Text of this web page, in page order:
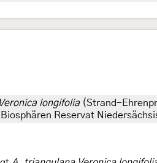
Veronica longifolia(Strand-
Reservat